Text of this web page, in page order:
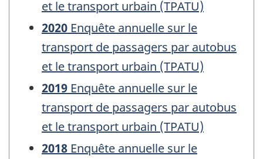
et le transport urbain (TPATU)
2020 Enquête annuelle sur le
transport de passagers par autobus
et le transport urbain (TPATU)
2019 Enquête annuelle sur le
transport de passagers par autobus
et le transport urbain (TPATU)
2018 Enquête annuelle sur le